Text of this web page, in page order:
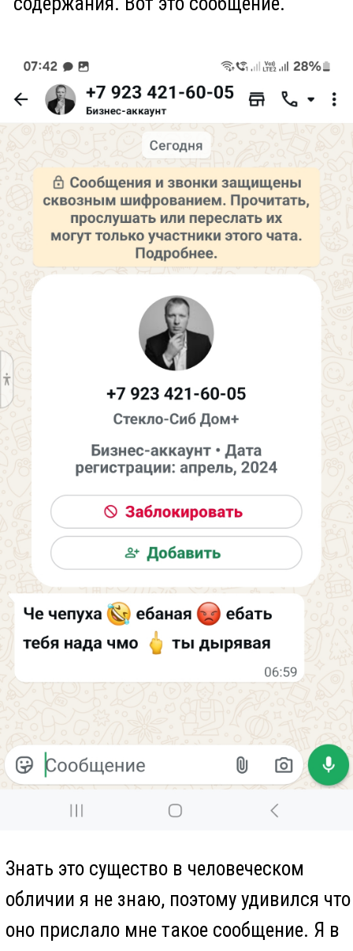
Знать это существо в человеческом
обличии я не знаю, поэтому удивился что
оно прислало мне такое сообщение. Я в
курсе, что интернет кишит дебилами,
поэтому отвечать не стал.
Записал его в телефонную книжку с
пометкой
Просматриваю группы объявлений в
МАХ, и вижу, что Ромашов даёт там
свои объявления :-)
Я выложил этот скриншот в группу
объявлений, и посоветовал людям не
Ромашов увидев, что я не реагирую на
его писанину, стал слать мне голосовые
сообщения, срываясь на истеричный